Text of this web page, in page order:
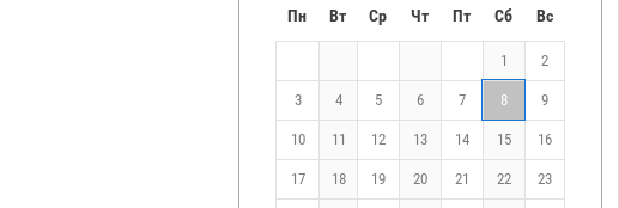
Пн Вт Ср Чт Пт Сб Вс
1 2
3 4 5 6 7 8 9
10 11 12 13 14 15 16
17 18 19 20 21 22 23